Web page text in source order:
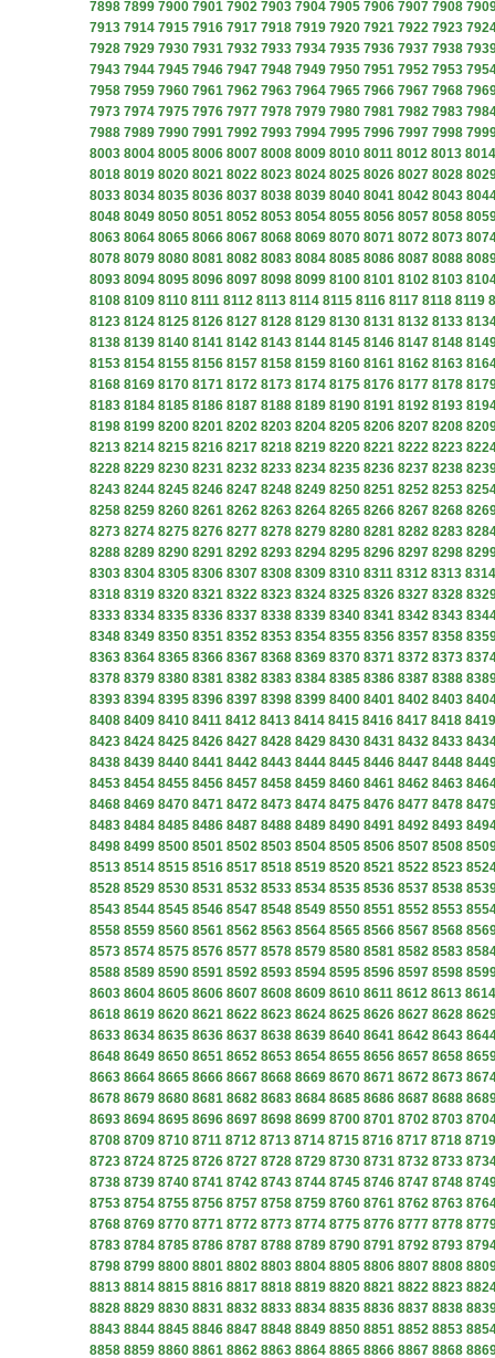
7898 7899 7900 7901 7902 7903 7904 7905 7906 7907 7908
7913 7914 7915 7916 7917 7918 7919 7920 7921 7922 7923
7928 7929 7930 7931 7932 7933 7934 7935 7936 7937 7938
7943 7944 7945 7946 7947 7948 7949 7950 7951 7952 7953
7958 7959 7960 7961 7962 7963 7964 7965 7966 7967 7968
7973 7974 7975 7976 7977 7978 7979 7980 7981 7982 7983
7988 7989 7990 7991 7992 7993 7994 7995 7996 7997 7998
8003 8004 8005 8006 8007 8008 8009 8010 8011 8012 8013 8014
8018 8019 8020 8021 8022 8023 8024 8025 8026 8027 8028
8033 8034 8035 8036 8037 8038 8039 8040 8041 8042 8043
8048 8049 8050 8051 8052 8053 8054 8055 8056 8057 8058
8063 8064 8065 8066 8067 8068 8069 8070 8071 8072 8073
8078 8079 8080 8081 8082 8083 8084 8085 8086 8087 8088
8093 8094 8095 8096 8097 8098 8099 8100 8101 8102 8103
8108 8109 8110 8111 8112 8113 8114 8115 8116 8117 8118 8119
8123 8124 8125 8126 8127 8128 8129 8130 8131 8132 8133
8138 8139 8140 8141 8142 8143 8144 8145 8146 8147 8148
8153 8154 8155 8156 8157 8158 8159 8160 8161 8162 8163
8168 8169 8170 8171 8172 8173 8174 8175 8176 8177 8178
8183 8184 8185 8186 8187 8188 8189 8190 8191 8192 8193
8198 8199 8200 8201 8202 8203 8204 8205 8206 8207 8208
8213 8214 8215 8216 8217 8218 8219 8220 8221 8222 8223
8228 8229 8230 8231 8232 8233 8234 8235 8236 8237 8238
8243 8244 8245 8246 8247 8248 8249 8250 8251 8252 8253
8258 8259 8260 8261 8262 8263 8264 8265 8266 8267 8268
8273 8274 8275 8276 8277 8278 8279 8280 8281 8282 8283
8288 8289 8290 8291 8292 8293 8294 8295 8296 8297 8298
8303 8304 8305 8306 8307 8308 8309 8310 8311 8312 8313 8314
8318 8319 8320 8321 8322 8323 8324 8325 8326 8327 8328
8333 8334 8335 8336 8337 8338 8339 8340 8341 8342 8343
8348 8349 8350 8351 8352 8353 8354 8355 8356 8357 8358
8363 8364 8365 8366 8367 8368 8369 8370 8371 8372 8373
8378 8379 8380 8381 8382 8383 8384 8385 8386 8387 8388
8393 8394 8395 8396 8397 8398 8399 8400 8401 8402 8403
8408 8409 8410 8411 8412 8413 8414 8415 8416 8417 8418 8419
8423 8424 8425 8426 8427 8428 8429 8430 8431 8432 8433
8438 8439 8440 8441 8442 8443 8444 8445 8446 8447 8448
8453 8454 8455 8456 8457 8458 8459 8460 8461 8462 8463
8468 8469 8470 8471 8472 8473 8474 8475 8476 8477 8478
8483 8484 8485 8486 8487 8488 8489 8490 8491 8492 8493
8498 8499 8500 8501 8502 8503 8504 8505 8506 8507 8508
8513 8514 8515 8516 8517 8518 8519 8520 8521 8522 8523
8528 8529 8530 8531 8532 8533 8534 8535 8536 8537 8538
8543 8544 8545 8546 8547 8548 8549 8550 8551 8552 8553
8558 8559 8560 8561 8562 8563 8564 8565 8566 8567 8568
8573 8574 8575 8576 8577 8578 8579 8580 8581 8582 8583
8588 8589 8590 8591 8592 8593 8594 8595 8596 8597 8598
8603 8604 8605 8606 8607 8608 8609 8610 8611 8612 8613 8614
8618 8619 8620 8621 8622 8623 8624 8625 8626 8627 8628
8633 8634 8635 8636 8637 8638 8639 8640 8641 8642 8643
8648 8649 8650 8651 8652 8653 8654 8655 8656 8657 8658
8663 8664 8665 8666 8667 8668 8669 8670 8671 8672 8673
8678 8679 8680 8681 8682 8683 8684 8685 8686 8687 8688
8693 8694 8695 8696 8697 8698 8699 8700 8701 8702 8703
8708 8709 8710 8711 8712 8713 8714 8715 8716 8717 8718 8719
8723 8724 8725 8726 8727 8728 8729 8730 8731 8732 8733
8738 8739 8740 8741 8742 8743 8744 8745 8746 8747 8748
8753 8754 8755 8756 8757 8758 8759 8760 8761 8762 8763
8768 8769 8770 8771 8772 8773 8774 8775 8776 8777 8778
8783 8784 8785 8786 8787 8788 8789 8790 8791 8792 8793
8798 8799 8800 8801 8802 8803 8804 8805 8806 8807 8808
8813 8814 8815 8816 8817 8818 8819 8820 8821 8822 8823
8828 8829 8830 8831 8832 8833 8834 8835 8836 8837 8838
8843 8844 8845 8846 8847 8848 8849 8850 8851 8852 8853
8858 8859 8860 8861 8862 8863 8864 8865 8866 8867 8868